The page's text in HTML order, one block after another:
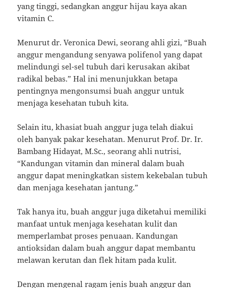
yang tinggi, sedangkan anggur hijau kaya akan
vitamin C.
Menurut dr. Veronica Dewi, seorang ahli gizi, “Buah
anggur mengandung senyawa polifenol yang dapat
melindungi sel-sel tubuh dari kerusakan akibat
radikal bebas.” Hal ini menunjukkan betapa
pentingnya mengonsumsi buah anggur untuk
menjaga kesehatan tubuh kita.
Selain itu, khasiat buah anggur juga telah diakui
oleh banyak pakar kesehatan. Menurut Prof. Dr. Ir.
Bambang Hidayat, M.Sc., seorang ahli nutrisi,
“Kandungan vitamin dan mineral dalam buah
anggur dapat meningkatkan sistem kekebalan tubuh
dan menjaga kesehatan jantung.”
Tak hanya itu, buah anggur juga diketahui memiliki
manfaat untuk menjaga kesehatan kulit dan
memperlambat proses penuaan. Kandungan
antioksidan dalam buah anggur dapat membantu
melawan kerutan dan flek hitam pada kulit.
Dengan mengenal ragam jenis buah anggur dan